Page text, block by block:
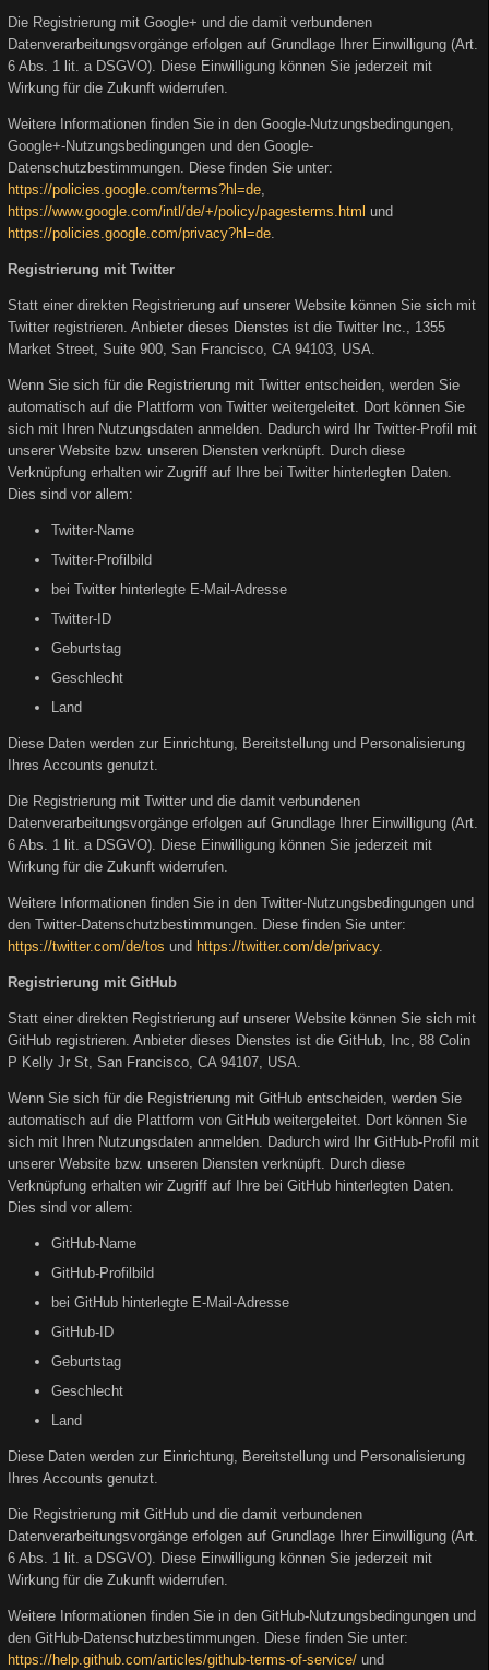
Die Registrierung mit Google+ und die damit verbundenen
Datenverarbeitungsvorgänge erfolgen auf Grundlage Ihrer Einwilligung (Art.
6 Abs. 1 lit. a DSGVO). Diese Einwilligung können Sie jederzeit mit
Wirkung für die Zukunft widerrufen.
Weitere Informationen finden Sie in den Google-Nutzungsbedingungen,
Google+-Nutzungsbedingungen und den Google-
Datenschutzbestimmungen. Diese finden Sie unter:
https://policies.google.com/terms?hl=de,
https://www.google.com/intl/de/+/policy/pagesterms.html und
https://policies.google.com/privacy?hl=de.
Registrierung mit Twitter
Statt einer direkten Registrierung auf unserer Website können Sie sich mit
Twitter registrieren. Anbieter dieses Dienstes ist die Twitter Inc., 1355
Market Street, Suite 900, San Francisco, CA 94103, USA.
Wenn Sie sich für die Registrierung mit Twitter entscheiden, werden Sie
automatisch auf die Plattform von Twitter weitergeleitet. Dort können Sie
sich mit Ihren Nutzungsdaten anmelden. Dadurch wird Ihr Twitter-Profil mit
unserer Website bzw. unseren Diensten verknüpft. Durch diese
Verknüpfung erhalten wir Zugriff auf Ihre bei Twitter hinterlegten Daten.
Dies sind vor allem:
Twitter-Name
Twitter-Profilbild
bei Twitter hinterlegte E-Mail-Adresse
Twitter-ID
Geburtstag
Geschlecht
Land
Diese Daten werden zur Einrichtung, Bereitstellung und Personalisierung
Ihres Accounts genutzt.
Die Registrierung mit Twitter und die damit verbundenen
Datenverarbeitungsvorgänge erfolgen auf Grundlage Ihrer Einwilligung (Art.
6 Abs. 1 lit. a DSGVO). Diese Einwilligung können Sie jederzeit mit
Wirkung für die Zukunft widerrufen.
Weitere Informationen finden Sie in den Twitter-Nutzungsbedingungen und
den Twitter-Datenschutzbestimmungen. Diese finden Sie unter:
https://twitter.com/de/tos und https://twitter.com/de/privacy.
Registrierung mit GitHub
Statt einer direkten Registrierung auf unserer Website können Sie sich mit
GitHub registrieren. Anbieter dieses Dienstes ist die GitHub, Inc, 88 Colin
P Kelly Jr St, San Francisco, CA 94107, USA.
Wenn Sie sich für die Registrierung mit GitHub entscheiden, werden Sie
automatisch auf die Plattform von GitHub weitergeleitet. Dort können Sie
sich mit Ihren Nutzungsdaten anmelden. Dadurch wird Ihr GitHub-Profil mit
unserer Website bzw. unseren Diensten verknüpft. Durch diese
Verknüpfung erhalten wir Zugriff auf Ihre bei GitHub hinterlegten Daten.
Dies sind vor allem:
GitHub-Name
GitHub-Profilbild
bei GitHub hinterlegte E-Mail-Adresse
GitHub-ID
Geburtstag
Geschlecht
Land
Diese Daten werden zur Einrichtung, Bereitstellung und Personalisierung
Ihres Accounts genutzt.
Die Registrierung mit GitHub und die damit verbundenen
Datenverarbeitungsvorgänge erfolgen auf Grundlage Ihrer Einwilligung (Art.
6 Abs. 1 lit. a DSGVO). Diese Einwilligung können Sie jederzeit mit
Wirkung für die Zukunft widerrufen.
Weitere Informationen finden Sie in den GitHub-Nutzungsbedingungen und
den GitHub-Datenschutzbestimmungen. Diese finden Sie unter:
https://help.github.com/articles/github-terms-of-service/ und